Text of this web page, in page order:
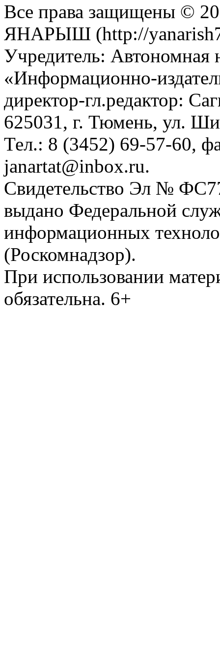
Все права защищены ©
ЯНАРЫШ (http://
Учредитель: Автономная
«Информационно-
директор-гл.редактор:
625031, г. Тюмень, ул.
Тел.: 8 (3452) 69-57-60,
janartat@inbox.ru.
Свидетельство Эл №
выдано Федеральной
информационных
(Роскомнадзор).
При использовании
обязательна. 6+